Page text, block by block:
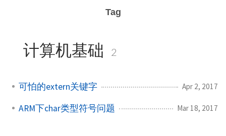
Tag
计算机基础 2
可怕的extern关键字 Apr 2, 2017
ARM下char类型符号问题 Mar 18, 2017